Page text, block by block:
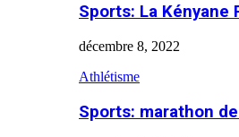
Sports: La
décembre 8, 2022
Athlétisme
Sports: marathon